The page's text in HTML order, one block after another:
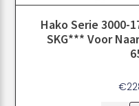
Hako Serie 3000-
SKG*** Voor
€